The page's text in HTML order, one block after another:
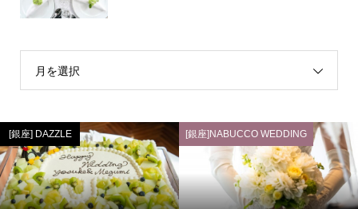
月を選択
[銀座] DAZZLE [銀座]NABUCCO WEDDING